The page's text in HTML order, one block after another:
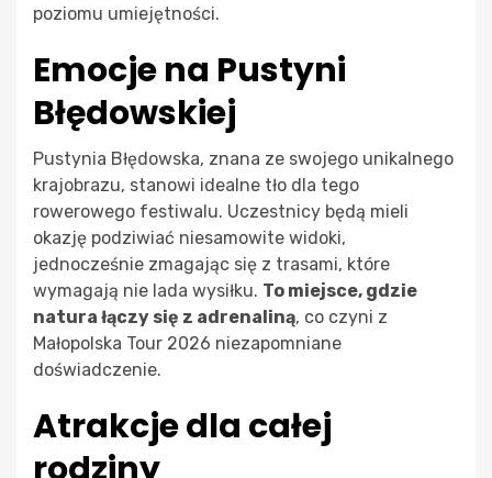
poziomu umiejętności.
Emocje na Pustyni
Błędowskiej
Pustynia Błędowska, znana ze swojego unikalnego
krajobrazu, stanowi idealne tło dla tego
rowerowego festiwalu. Uczestnicy będą mieli
okazję podziwiać niesamowite widoki,
jednocześnie zmagając się z trasami, które
wymagają nie lada wysiłku. To miejsce, gdzie
natura łączy się z adrenaliną, co czyni z
Małopolska Tour 2026 niezapomniane
doświadczenie.
Atrakcje dla całej